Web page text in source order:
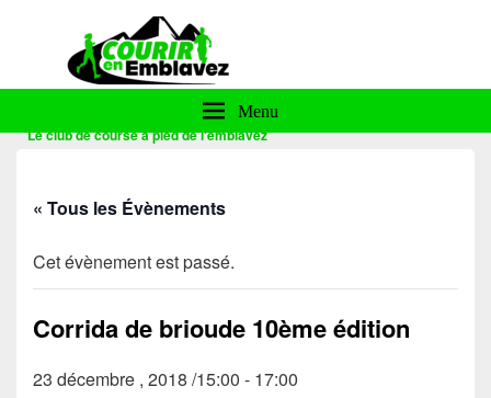
Courir en Emblavez
Le club de course à pied de l'emblavez
Menu
« Tous les Évènements
Cet évènement est passé.
Corrida de brioude 10ème édition
23 décembre , 2018 /15:00 - 17:00